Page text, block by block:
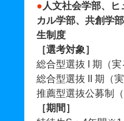
●人文社会学部、
カル学部、共創学
生制度
［選考対象］
総合型選抜 I 期（
総合型選抜 II 期（
推薦型選抜公募制
［期間］